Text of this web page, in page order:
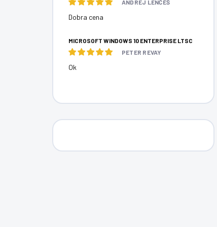
ANDREJ LENČÉŠ
Dobra cena
MICROSOFT WINDOWS 10 ENTERPRISE LTSC
PETER REVAY
Ok